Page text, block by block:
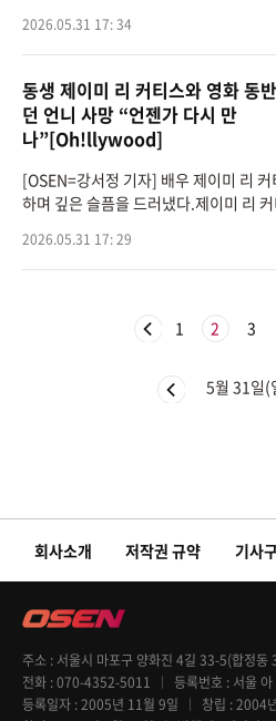
억하지만
2026.05.31 17: 34
동생 제이미 리 커티스와 영화 동
던 언니 사망 “언젠가 다시 만
나”[Oh!llywood]
[OSEN=강서정 기자] 배우 제이미 리
하며 깊은 슬픔을 드러냈다.제이미 리
비보를
2026.05.31 17: 29
1 2 3
5월 31일(
회사소개 저작권 규약 기사
주소
서울시 마포구 양화진 4길 33-5(합정
전화 070-4352-5011 등록번호
서울
등록일자 2005년 11월 9일 창립 2004